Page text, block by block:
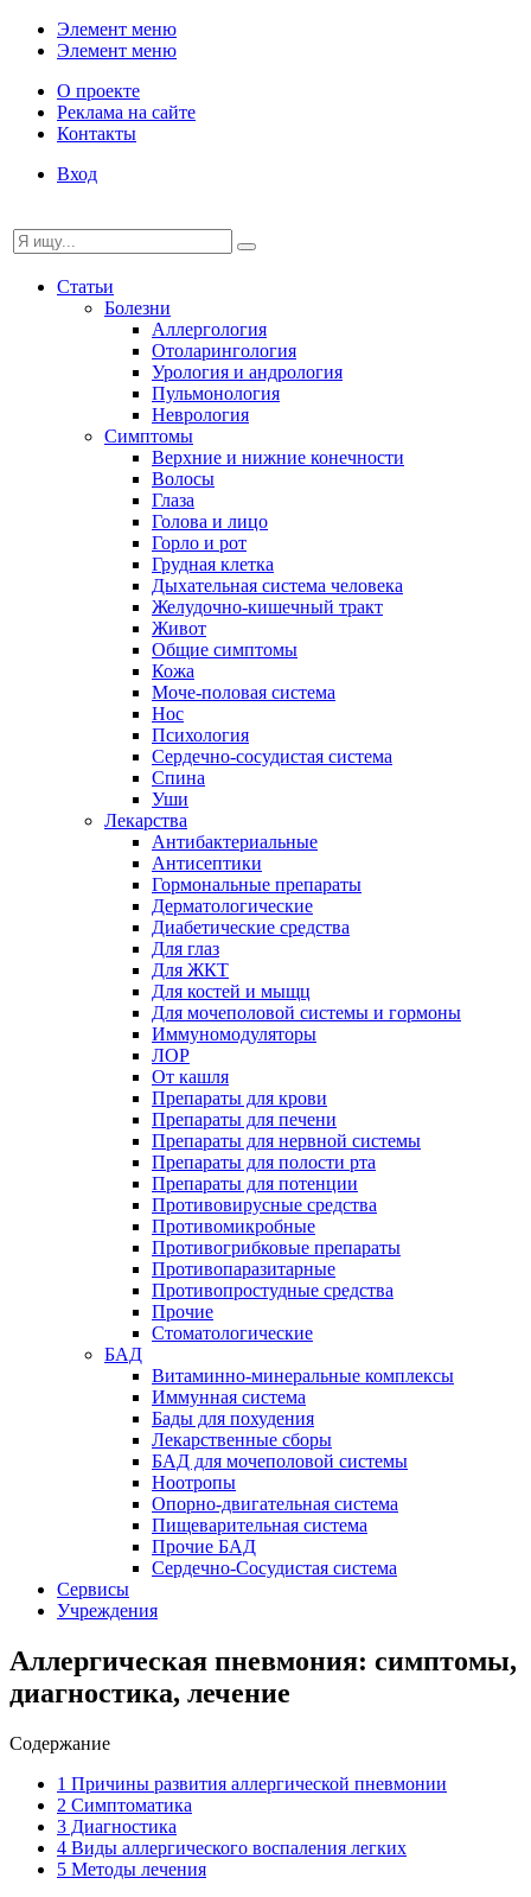
Элемент меню
Элемент меню
О проекте
Реклама на сайте
Контакты
Вход
Статьи
Болезни
Аллергология
Отоларингология
Урология и андрология
Пульмонология
Неврология
Симптомы
Верхние и нижние конечности
Волосы
Глаза
Голова и лицо
Горло и рот
Грудная клетка
Дыхательная система человека
Желудочно-кишечный тракт
Живот
Общие симптомы
Кожа
Моче-половая система
Нос
Психология
Сердечно-сосудистая система
Спина
Уши
Лекарства
Антибактериальные
Антисептики
Гормональные препараты
Дерматологические
Диабетические средства
Для глаз
Для ЖКТ
Для костей и мыщц
Для мочеполовой системы и гормоны
Иммуномодуляторы
ЛОР
От кашля
Препараты для крови
Препараты для печени
Препараты для нервной системы
Препараты для полости рта
Препараты для потенции
Противовирусные средства
Противомикробные
Противогрибковые препараты
Противопаразитарные
Противопростудные средства
Прочие
Стоматологические
БАД
Витаминно-минеральные комплексы
Иммунная система
Бады для похудения
Лекарственные сборы
БАД для мочеполовой системы
Ноотропы
Опорно-двигательная система
Пищеварительная система
Прочие БАД
Сердечно-Сосудистая система
Сервисы
Учреждения
Аллергическая пневмония: симптомы,
диагностика, лечение
Содержание
1 Причины развития аллергической пневмонии
2 Симптоматика
3 Диагностика
4 Виды аллергического воспаления легких
5 Методы лечения